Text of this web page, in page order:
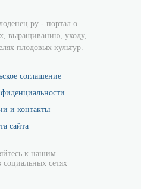
- портал о
выращиванию, уходу,
плодовых культур.
соглашение
и контакты
сайта
к нашим
сетях